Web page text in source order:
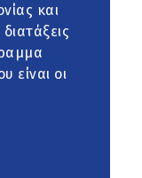
και
είναι οι